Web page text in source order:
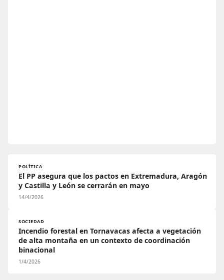
POLÍTICA
El PP asegura que los pactos en Extremadura, Aragón
y Castilla y León se cerrarán en mayo
14/4/2026
SOCIEDAD
Incendio forestal en Tornavacas afecta a vegetación
de alta montaña en un contexto de coordinación
binacional
1/4/2026